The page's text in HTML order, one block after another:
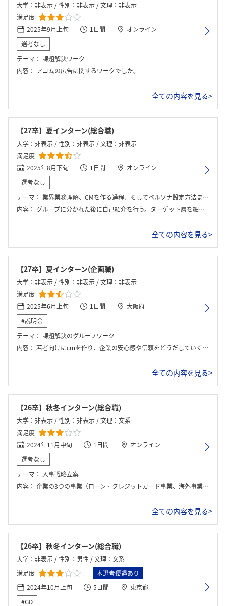
大学：非表示 / 性別：非表示 / 文理：非表示
満足度
2025年9月上旬
1日間
オンライン
選考なし
テーマ： 課題解決ワーク
内容： アコムの広告に関するワークでした。
全ての内容を見る>
【27卒】夏インターン(総合職)
大学：非表示 / 性別：非表示 / 文理：非表示
満足度
2025年8月下旬
1日間
オンライン
選考なし
テーマ： 業界業務理解、CMを作る過程、そしてペルソナ設定方法までをレクチャーとワークで体感
内容： グループに分かれた後に自己紹介を行う。ターゲット層を細かく設定した後に、CMの企画を実施。プレゼン後は、優勝グループを決定。
全ての内容を見る>
【27卒】夏インターン(企画職)
大学：非表示 / 性別：非表示 / 文理：非表示
満足度
2025年6月上旬
1日間
大阪府
#説明会
テーマ： 課題解決のグループワーク
内容： 若者向けにcmを作り、企業の安心感や信頼をどうだしていくかみたいなところを感じるワーク。
全ての内容を見る>
【26卒】秋冬インターン(総合職)
大学：非表示 / 性別：非表示 / 文理：文系
満足度
2024年11月中旬
1日間
オンライン
選考なし
テーマ： 人事戦略立案
内容： 企業の3つの事業（ローン・クレジットカード事業、海外事業、信用保証事業）について説明された後、グループワークも行いました。後半にプレゼンテーションの準備をして発表しました。
全ての内容を見る>
【26卒】秋冬インターン(総合職)
大学：非表示 / 性別：男性 / 文理：文系
満足度
本選考優遇あり
2024年10月上旬
5日間
東京都
#GD